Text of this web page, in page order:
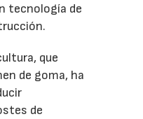
tecnología de
que
de goma, ha
de